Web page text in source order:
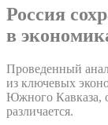
Россия
в
Проведенный
из ключевых
Южного Кавказа,
различается.